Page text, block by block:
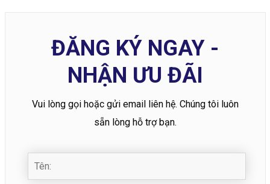
ĐĂNG KÝ NGAY -
NHẬN ƯU ĐÃI
Vui lòng gọi hoặc gửi email liên hệ. Chúng tôi luôn
sẵn lòng hỗ trợ bạn.